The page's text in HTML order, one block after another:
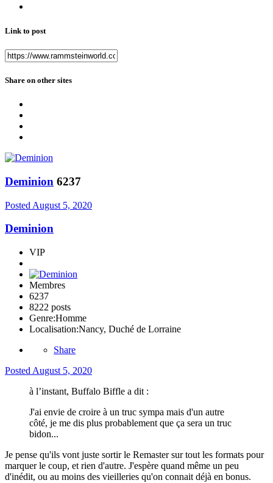
Link to post
Share on other sites
Deminion 6237
Posted August 5, 2020
Deminion
VIP
Membres
6237
8222 posts
Genre:Homme
Localisation:Nancy, Duché de Lorraine
Share
Posted August 5, 2020
à l’instant, Buffalo Biffle a dit :
J'ai envie de croire à un truc sympa mais d'un autre
côté, je me dis plus probablement que ça sera un truc
bidon...
Je pense qu'ils vont juste sortir le Remaster sur tout les formats pour
marquer le coup, et rien d'autre. J'espère quand même un peu
d'inédit, ou au moins des vieilleries qu'on connait déjà en bonus.